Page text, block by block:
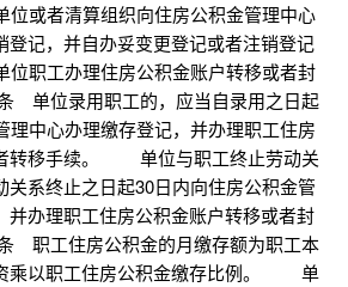
位或者清算组织向住房公积金管理中心
登记，并自办妥变更登记或者注销登记
位职工办理住房公积金账户转移或者封
位录用职工的，应当自录用之日起
理中心办理缴存登记，并办理职工住房
转移手续。 单位与职工终止劳动关
关系终止之日起30日内向住房公积金管
并办理职工住房公积金账户转移或者封
工住房公积金的月缴存额为职工本
乘以职工住房公积金缴存比例。 单